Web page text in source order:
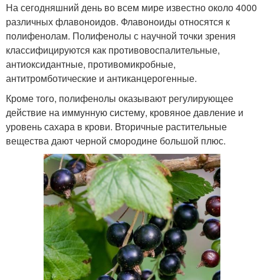
На сегодняшний день во всем мире известно около 4000
различных флавоноидов. Флавоноиды относятся к
полифенолам. Полифенолы с научной точки зрения
классифицируются как противовоспалительные,
антиоксидантные, противомикробные,
антитромботические и антиканцерогенные.
Кроме того, полифенолы оказывают регулирующее
действие на иммунную систему, кровяное давление и
уровень сахара в крови. Вторичные растительные
вещества дают черной смородине большой плюс.